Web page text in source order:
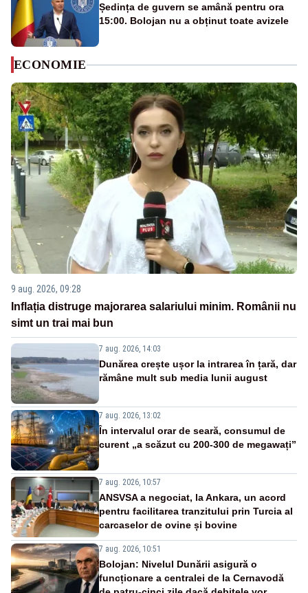
Ședința de guvern se amână pentru ora
15:00. Bolojan nu a obținut toate avizele
ECONOMIE
9 aug. 2026, 09:28
Inflația distruge majorarea salariului minim. Românii nu
simt un trai mai bun
7 aug. 2026, 14:03
Dunărea crește ușor la intrarea în țară, dar
rămâne mult sub media lunii august
7 aug. 2026, 13:02
În intervalul orar de seară, consumul de
curent „a scăzut cu 200-300 de megawați”
7 aug. 2026, 10:57
ANSVSA a negociat, la Ankara, un acord
pentru facilitarea tranzitului prin Turcia al
carcaselor de ovine și bovine
7 aug. 2026, 10:51
Bolojan: Nivelul Dunării asigură o
funcționare a centralei de la Cernavodă